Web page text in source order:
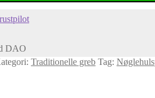
DAO
Traditionelle greb Tag: